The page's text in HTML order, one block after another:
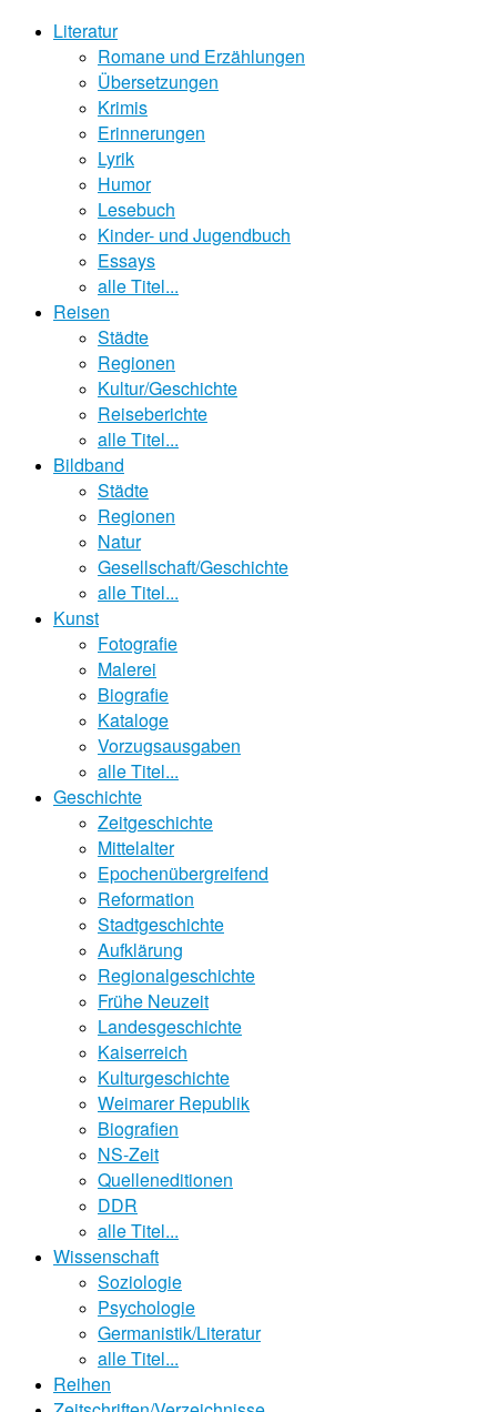
Literatur
Romane und Erzählungen
Übersetzungen
Krimis
Erinnerungen
Lyrik
Humor
Lesebuch
Kinder- und Jugendbuch
Essays
alle Titel...
Reisen
Städte
Regionen
Kultur/Geschichte
Reiseberichte
alle Titel...
Bildband
Städte
Regionen
Natur
Gesellschaft/Geschichte
alle Titel...
Kunst
Fotografie
Malerei
Biografie
Kataloge
Vorzugsausgaben
alle Titel...
Geschichte
Zeitgeschichte
Mittelalter
Epochenübergreifend
Reformation
Stadtgeschichte
Aufklärung
Regionalgeschichte
Frühe Neuzeit
Landesgeschichte
Kaiserreich
Kulturgeschichte
Weimarer Republik
Biografien
NS-Zeit
Quelleneditionen
DDR
alle Titel...
Wissenschaft
Soziologie
Psychologie
Germanistik/Literatur
alle Titel...
Reihen